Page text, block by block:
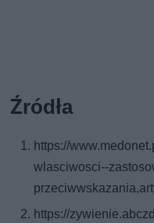
Źródła
https://
wlasciwosci--
https://